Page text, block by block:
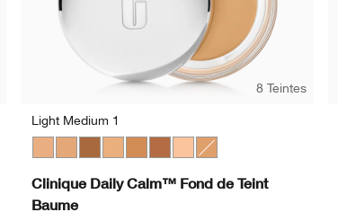
8 Teintes
Light Medium 1
Clinique Daily Calm™ Fond de Teint
Baume